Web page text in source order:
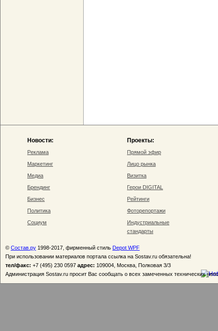
Новости:
Реклама
Маркетинг
Медиа
Брендинг
Бизнес
Политика
Социум
Проекты:
Прямой эфир
Лицо рынка
Визитка
Герои DIGITAL
Рейтинги
Фоторепортажи
Индустриальные
стандарты
© Состав.ру 1998-2017, фирменный стиль Depot WPF
При использовании материалов портала ссылка на Sostav.ru обязательна!
тел/факс: +7 (495) 230 0597 адрес: 109004, Москва, Полковая 3/3
Администрация Sostav.ru просит Вас сообщать о всех замеченных технических